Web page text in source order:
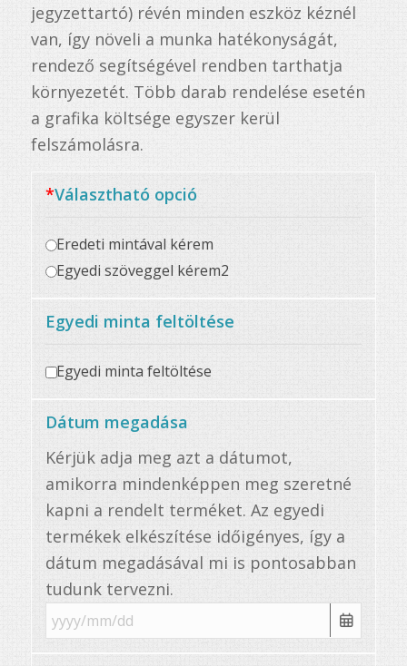
jegyzettartó) révén minden eszköz kéznél
van, így növeli a munka hatékonyságát,
rendező segítségével rendben tarthatja
környezetét. Több darab rendelése esetén
a grafika költsége egyszer kerül
felszámolásra.
*Választható opció
Eredeti mintával kérem
Egyedi szöveggel kérem2
Egyedi minta feltöltése
Egyedi minta feltöltése
Dátum megadása
Kérjük adja meg azt a dátumot,
amikorra mindenképpen meg szeretné
kapni a rendelt terméket. Az egyedi
termékek elkészítése időigényes, így a
dátum megadásával mi is pontosabban
tudunk tervezni.